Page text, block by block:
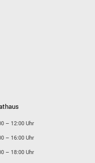
– 12:00 Uhr
– 16:00 Uhr
– 18:00 Uhr